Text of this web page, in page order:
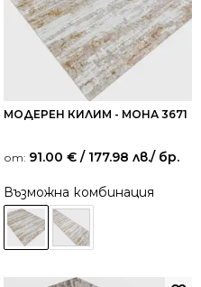
МОДЕРЕН КИЛИМ - МОНА 3671
от: 91.00 € / 177.98 лв./ бр.
Възможна комбинация